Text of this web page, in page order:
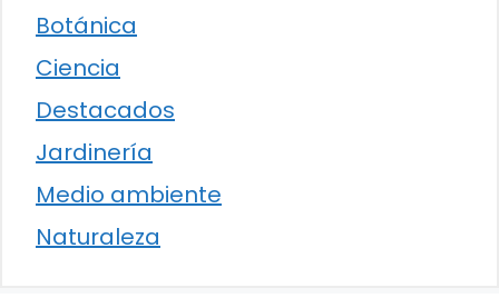
Botánica
Ciencia
Destacados
Jardinería
Medio ambiente
Naturaleza